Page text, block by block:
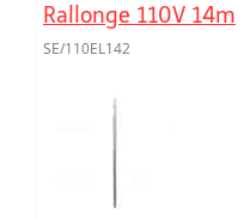
Rallonge 110V 14m
SE/110EL142